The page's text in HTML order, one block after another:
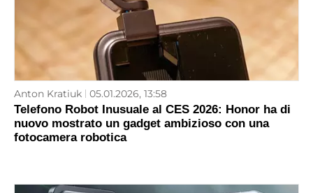
Anton Kratiuk 05.01.2026, 13:58
Telefono Robot Inusuale al CES 2026: Honor ha di
nuovo mostrato un gadget ambizioso con una
fotocamera robotica